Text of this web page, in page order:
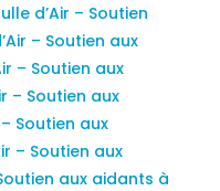
d’Air – Soutien
– Soutien aux
– Soutien aux
– Soutien aux
Soutien aux
– Soutien aux
aux aidants à